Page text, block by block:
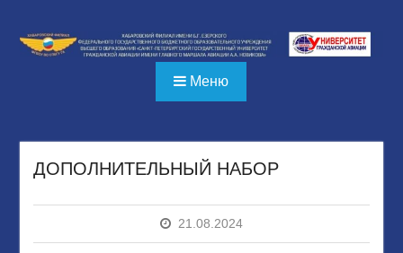
содержимому
Меню
ДОПОЛНИТЕЛЬНЫЙ НАБОР
21.08.2024